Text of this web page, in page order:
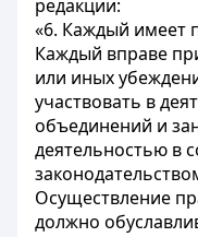
редакции:
«6. Каждый имеет
Каждый вправе
или иных
участвовать в
объединений и
деятельностью в
Осуществление
должно